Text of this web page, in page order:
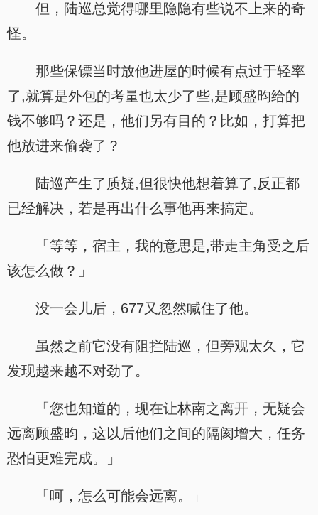
但，陆巡总觉得哪里隐隐有些说不上来的奇
怪。
那些保镖当时放他进屋的时候有点过于轻率
了,就算是外包的考量也太少了些,是顾盛昀给的
钱不够吗？还是，他们另有目的？比如，打算把
他放进来偷袭了？
陆巡产生了质疑,但很快他想着算了,反正都
已经解决，若是再出什么事他再来搞定。
「等等，宿主，我的意思是,带走主角受之后
该怎么做？」
没一会儿后，677又忽然喊住了他。
虽然之前它没有阻拦陆巡，但旁观太久，它
发现越来越不对劲了。
「您也知道的，现在让林南之离开，无疑会
远离顾盛昀，这以后他们之间的隔阂增大，任务
恐怕更难完成。」
「呵，怎么可能会远离。」